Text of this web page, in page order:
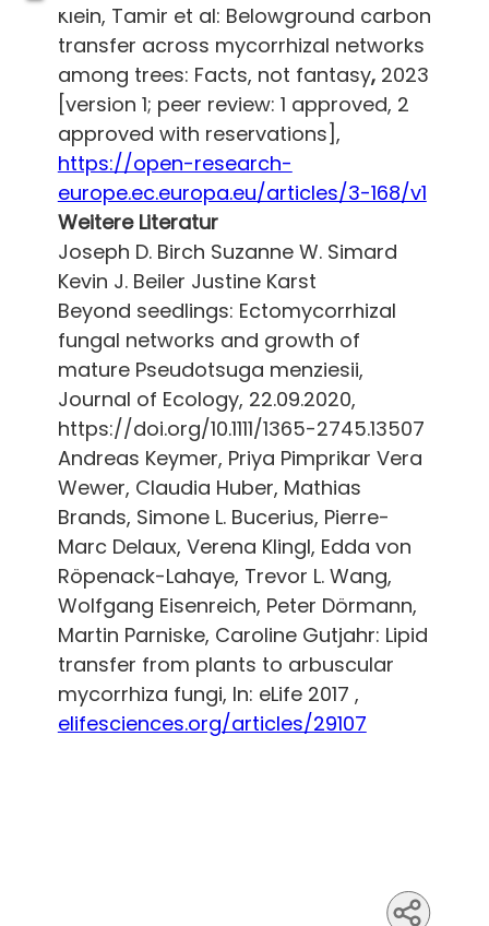
Klein, Tamir et al: Belowground carbon
transfer across mycorrhizal networks
among trees: Facts, not fantasy, 2023
[version 1; peer review: 1 approved, 2
approved with reservations],
https://open-research-
europe.ec.europa.eu/articles/3-168/v1
Weitere Literatur
Joseph D. Birch Suzanne W. Simard
Kevin J. Beiler Justine Karst
Beyond seedlings: Ectomycorrhizal
fungal networks and growth of
mature Pseudotsuga menziesii,
Journal of Ecology, 22.09.2020,
https://doi.org/10.1111/1365-2745.13507
Andreas Keymer, Priya Pimprikar Vera
Wewer, Claudia Huber, Mathias
Brands, Simone L. Bucerius, Pierre-
Marc Delaux, Verena Klingl, Edda von
Röpenack-Lahaye, Trevor L. Wang,
Wolfgang Eisenreich, Peter Dörmann,
Martin Parniske, Caroline Gutjahr: Lipid
transfer from plants to arbuscular
mycorrhiza fungi, In: eLife 2017 ,
elifesciences.org/articles/29107